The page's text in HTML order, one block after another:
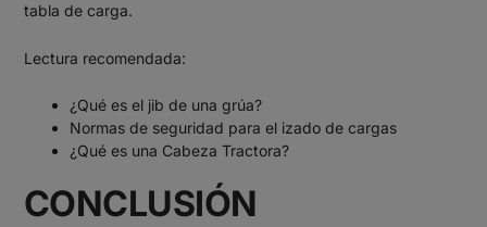
tabla de carga.
Lectura recomendada:
¿Qué es el jib de una grúa?
Normas de seguridad para el izado de cargas
¿Qué es una Cabeza Tractora?
CONCLUSIÓN